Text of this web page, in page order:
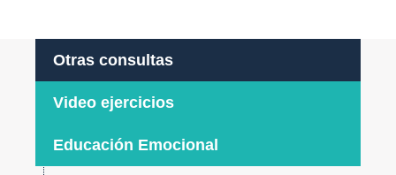
Otras consultas
Video ejercicios
Educación Emocional